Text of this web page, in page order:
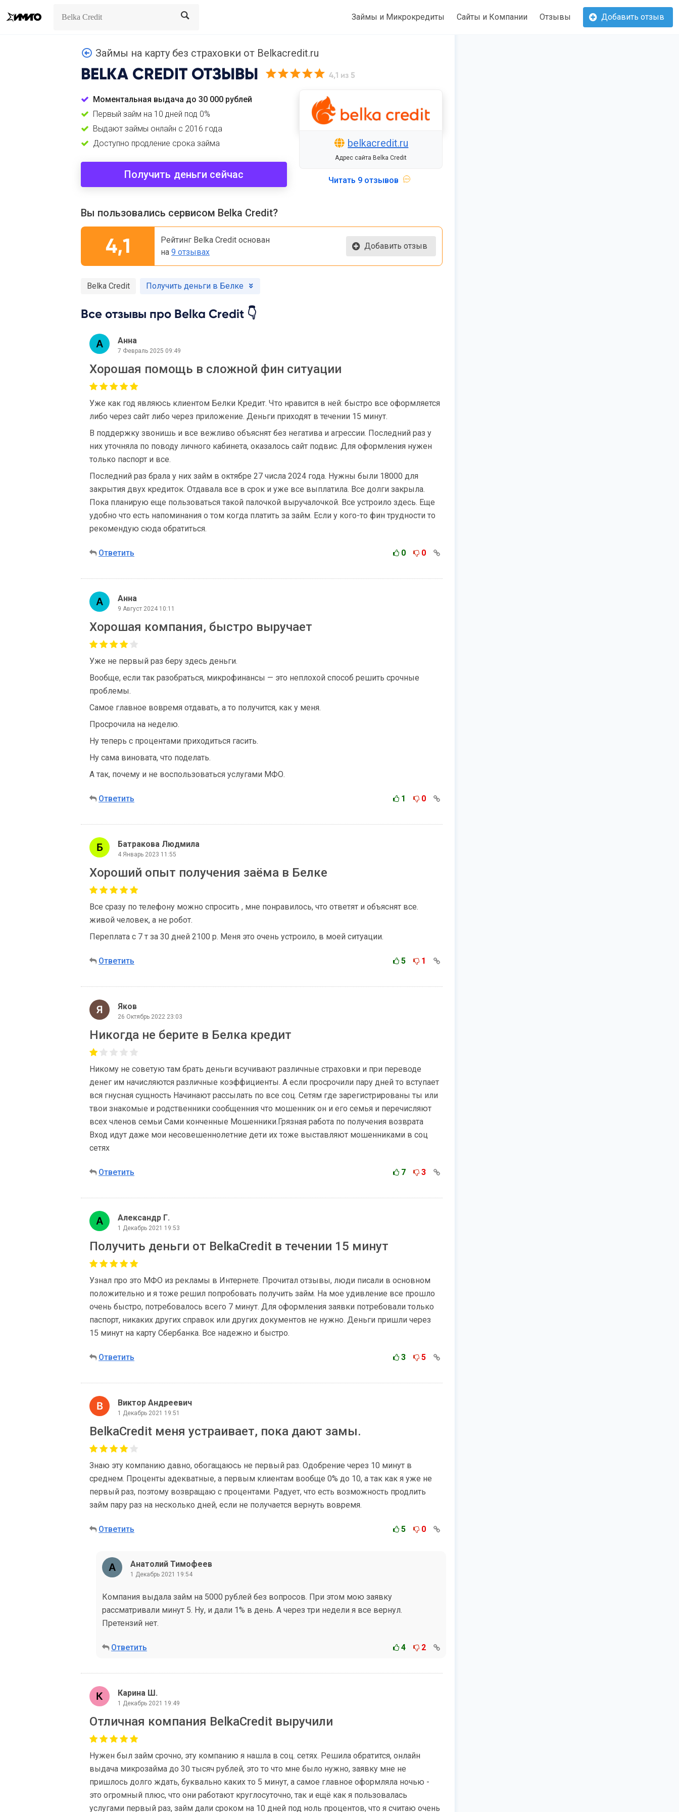
Search Займы и Микрокредиты Сайты и Компании Отзывы Добавить отзыв
Займы на карту без страховки от Belkacredit.ru
BELKA CREDIT ОТЗЫВЫ 4,1 из 5
Моментальная выдача до 30 000 рублей
Первый займ на 10 дней под 0%
Выдают займы онлайн с 2016 года
Доступно продление срока займа
Получить деньги сейчас
belkacredit.ru
Адрес сайта Belka Credit
Читать 9 отзывов
Вы пользовались сервисом Belka Credit?
4,1
Рейтинг Belka Credit основан
на 9 отзывах
Добавить отзыв
Belka Credit Получить деньги в Белке
Все отзывы про Belka Credit 👇
Анна
7 Февраль 2025 09:49
Хорошая помощь в сложной фин ситуации
Уже как год являюсь клиентом Белки Кредит. Что нравится в ней: быстро все оформляется
либо через сайт либо через приложение. Деньги приходят в течении 15 минут.
В поддержку звонишь и все вежливо объяснят без негатива и агрессии. Последний раз у
них уточняла по поводу личного кабинета, оказалось сайт подвис. Для оформления нужен
только паспорт и все.
Последний раз брала у них займ в октябре 27 числа 2024 года. Нужны были 18000 для
закрытия двух кредиток. Отдавала все в срок и уже все выплатила. Все долги закрыла.
Пока планирую еще пользоваться такой палочкой выручалочкой. Все устроило здесь. Еще
удобно что есть напоминания о том когда платить за займ. Если у кого-то фин трудности то
рекомендую сюда обратиться.
Ответить 0 0
Анна
9 Август 2024 10:11
Хорошая компания, быстро выручает
Уже не первый раз беру здесь деньги.
Вообще, если так разобраться, микрофинансы — это неплохой способ решить срочные
проблемы.
Самое главное вовремя отдавать, а то получится, как у меня.
Просрочила на неделю.
Ну теперь с процентами приходиться гасить.
Ну сама виновата, что поделать.
А так, почему и не воспользоваться услугами МФО.
Ответить 1 0
Батракова Людмила
4 Январь 2023 11:55
Хороший опыт получения заёма в Белке
Все сразу по телефону можно спросить , мне понравилось, что ответят и объяснят все.
живой человек, а не робот.
Переплата с 7 т за 30 дней 2100 р. Меня это очень устроило, в моей ситуации.
Ответить 5 1
Яков
26 Октябрь 2022 23:03
Никогда не берите в Белка кредит
Никому не советую там брать деньги всучивают различные страховки и при переводе
денег им начисляются различные коэффициенты. А если просрочили пару дней то вступает
вся гнусная сущность Начинают рассылать по все соц. Сетям где зарегистрированы ты или
твои знакомые и родственники сообщенния что мошенник он и его семья и перечисляют
всех членов семьи Сами конченные Мошенники.Грязная работа по получения возврата
Вход идут даже мои несовешеннолетние дети их тоже выставляют мошенниками в соц
сетях
Ответить 7 3
Александр Г.
1 Декабрь 2021 19:53
Получить деньги от BelkaCredit в течении 15 минут
Узнал про это МФО из рекламы в Интернете. Прочитал отзывы, люди писали в основном
положительно и я тоже решил попробовать получить займ. На мое удивление все прошло
очень быстро, потребовалось всего 7 минут. Для оформления заявки потребовали только
паспорт, никаких других справок или других документов не нужно. Деньги пришли через
15 минут на карту Сбербанка. Все надежно и быстро.
Ответить 3 5
Виктор Андреевич
1 Декабрь 2021 19:51
BelkaCredit меня устраивает, пока дают замы.
Знаю эту компанию давно, обогащаюсь не первый раз. Одобрение через 10 минут в
среднем. Проценты адекватные, а первым клиентам вообще 0% до 10, а так как я уже не
первый раз, поэтому возвращаю с процентами. Радует, что есть возможность продлить
займ пару раз на несколько дней, если не получается вернуть вовремя.
Ответить 5 0
Анатолий Тимофеев
1 Декабрь 2021 19:54
Компания выдала займ на 5000 рублей без вопросов. При этом мою заявку
рассматривали минут 5. Ну, и дали 1% в день. А через три недели я все вернул.
Претензий нет.
Ответить 4 2
Карина Ш.
1 Декабрь 2021 19:49
Отличная компания BelkaCredit выручили
Нужен был займ срочно, эту компанию я нашла в соц. сетях. Решила обратится, онлайн
выдача микрозайма до 30 тысяч рублей, это то что мне было нужно, заявку мне не
пришлось долго ждать, буквально каких то 5 минут, а самое главное оформляла ночью -
это огромный плюс, что они работают круглосуточно, так и ещё как я пользовалась
услугами первый раз, займ дали сроком на 10 дней под ноль процентов, что я считаю очень